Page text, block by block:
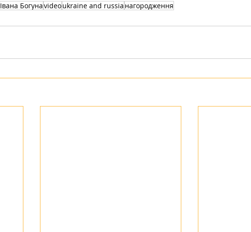
Івана Богунаvideoukraine and russia нагородження